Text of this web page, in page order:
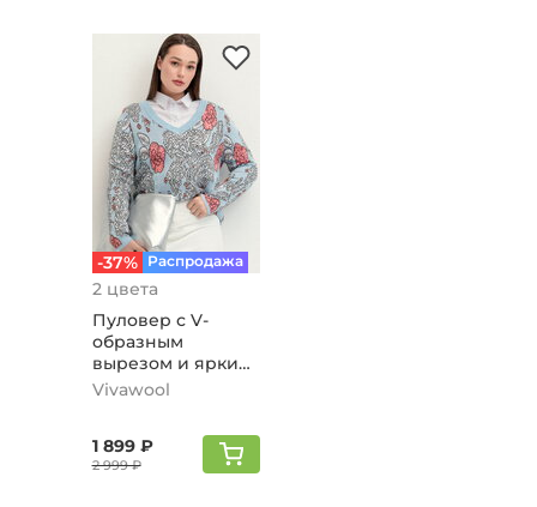
-37% Распродажа
2 цвета
Пуловер с V-
образным
вырезом и ярким
принтом, голубой
Vivawool
1 899 ₽
2 999 ₽